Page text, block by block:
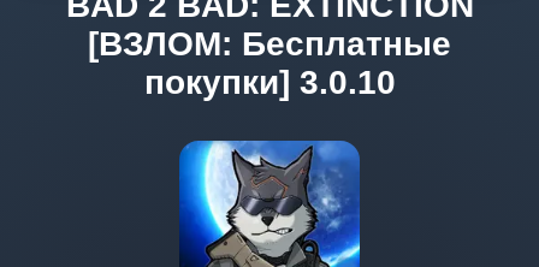
[ВЗЛОМ: Бесплатные
покупки] 3.0.10